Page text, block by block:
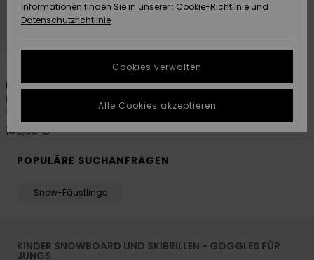
Highlights
Highlights
Starten Sie eine
um die
schnellste
Antwort auf Ihre
Unterhaltung
Fragen sowie
unser
NACHHALTIGKEIT
SHOPS
QUIKSILVER APP
WUNSCHLISTE
Browdy Clux Adapt
Männer Schwarz
Ski-/Snowboardbrille
140,00 €
POPULÄRE SUCHANFRAGEN
Snow-Fäustlinge
KINDER SNOWBOARD UND SKIBRILLEN - GOGGLES FÜR
JUNGS
Informationen finden Sie in unserer : Cookie-Richtlinie und
Datenschutzrichtlinie
Cookies verwalten
Alle Cookies akzeptieren